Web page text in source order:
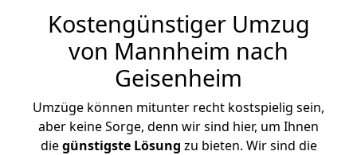
Kostengünstiger Umzug
von Mannheim nach
Geisenheim
Umzüge können mitunter recht kostspielig sein,
aber keine Sorge, denn wir sind hier, um Ihnen
diegünstigste Lösung zu bieten. Wir sind die